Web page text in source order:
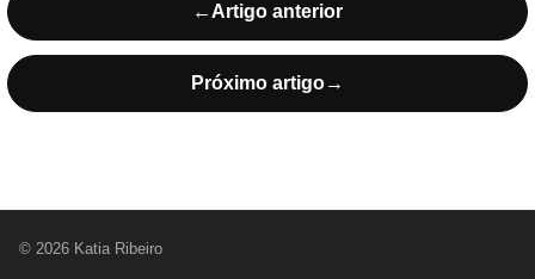
← Artigo anterior
Próximo artigo→
© 2026 Katia Ribeiro